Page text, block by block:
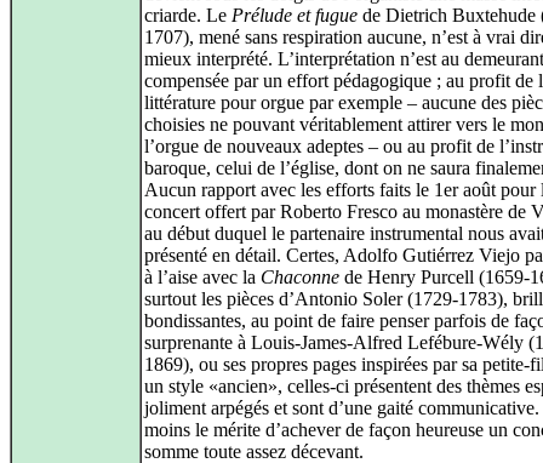
criarde. Le Prélude et fugue de Dietrich Buxtehude
1707), mené sans respiration aucune, n’est à vrai
mieux interprété. L’interprétation n’est au
compensée par un effort pédagogique ; au profit de
littérature pour orgue par exemple – aucune des
choisies ne pouvant véritablement attirer vers le
l’orgue de nouveaux adeptes – ou au profit de
baroque, celui de l’église, dont on ne saura
Aucun rapport avec les efforts faits le 1er août pour
concert offert par Roberto Fresco au monastère de
au début duquel le partenaire instrumental nous
présenté en détail. Certes, Adolfo Gutiérrez Viejo
à l’aise avec la Chaconne de Henry Purcell (1659-
surtout les pièces d’Antonio Soler (1729-1783),
bondissantes, au point de faire penser parfois de
surprenante à Louis-James-Alfred Lefébure-Wély
1869), ou ses propres pages inspirées par sa petite-
un style «ancien», celles-ci présentent des thèmes
joliment arpégés et sont d’une gaité
moins le mérite d’achever de façon heureuse un
somme toute assez décevant.